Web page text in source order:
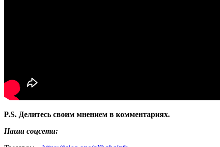
P.S. Делитесь своим мнением в комментариях.
Наши соцсети: